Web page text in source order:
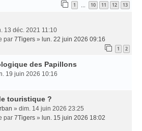
1 10 11 12 13
13 déc. 2021 11:10
par 7Tigers » lun. 22 juin 2026 09:16
1 2
des Papillons
19 juin 2026 10:16
touristique ?
» dim. 14 juin 2026 23:25
par 7Tigers » lun. 15 juin 2026 18:02